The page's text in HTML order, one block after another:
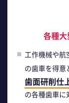
各種
工作機械や航
の歯車を得意
歯面研削仕
の各種歯車に